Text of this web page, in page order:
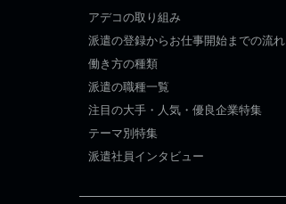
アデコの取り組み
派遣の登録からお仕事開始までの流れ
働き方の種類
派遣の職種一覧
注目の大手・人気・優良企業特集
テーマ別特集
派遣社員インタビュー